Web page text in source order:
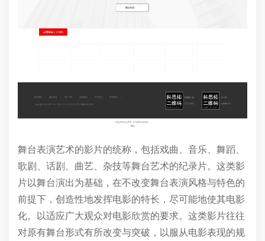
舞台表演艺术的影片的统称，包括戏曲、音乐、舞蹈、
歌剧、话剧、曲艺、杂技等舞台艺术的纪录片。这类影
片以舞台演出为基础，在不改变舞台表演风格与特色的
前提下，创造性地发挥电影的特长，尽可能地使其电影
化。以适应广大观众对电影欣赏的要求。这类影片往往
对原有舞台形式有所改变与突破，以服从电影表现的规